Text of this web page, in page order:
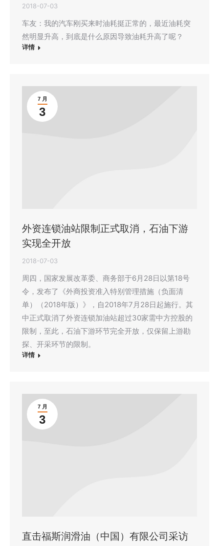
2018-07-03
车友：我的汽车刚买来时油耗挺正常的，最近油耗突
然明显升高，到底是什么原因导致油耗升高了呢？
详情
7 月
3
外资连锁油站限制正式取消，石油下游
实现全开放
2018-07-03
周四，国家发展改革委、商务部于6月28日以第18号
令，发布了《外商投资准入特别管理措施（负面清
单）（2018年版）》，自2018年7月28日起施行。其
中正式取消了外资连锁加油站超过30家需中方控股的
限制，至此，石油下游环节完全开放，仅保留上游勘
探、开采环节的限制。
详情
7 月
3
直击福斯润滑油（中国）有限公司采访